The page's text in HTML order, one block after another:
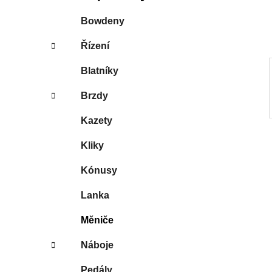
n
Bowdeny
Řízení
Blatníky
Brzdy
Kazety
Kliky
Kónusy
Lanka
Měniče
Náboje